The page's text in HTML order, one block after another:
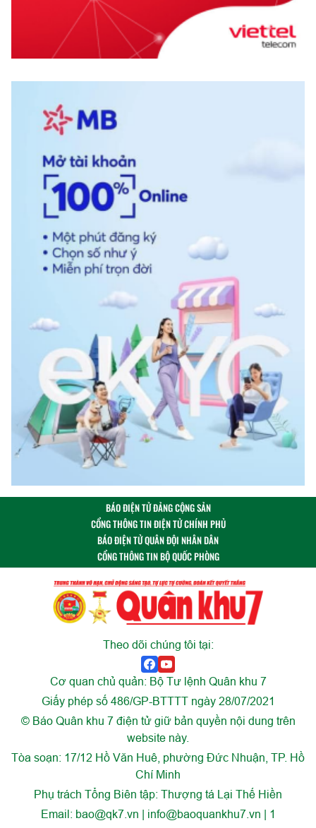
BÁO ĐIỆN TỬ ĐẢNG CỘNG SẢN
CỔNG THÔNG TIN ĐIỆN TỬ CHÍNH PHỦ
BÁO ĐIỆN TỬ QUÂN ĐỘI NHÂN DÂN
CỔNG THÔNG TIN BỘ QUỐC PHÒNG
Theo dõi chúng tôi tại:
Cơ quan chủ quản: Bộ Tư lệnh Quân khu 7
Giấy phép số 486/GP-BTTTT ngày 28/07/2021
© Báo Quân khu 7 điện tử giữ bản quyền nội dung trên
website này.
Tòa soạn: 17/12 Hồ Văn Huê, phường Đức Nhuận, TP. Hồ
Chí Minh
Phụ trách Tổng Biên tập: Thượng tá Lại Thế Hiền
Email: bao@qk7.vn | info@baoquankhu7.vn | 1